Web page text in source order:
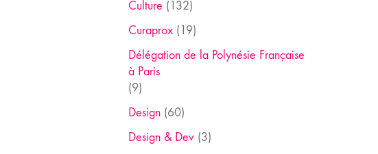
Culture (132)
Curaprox(19)
Délégation de la Polynésie Française
à Paris
(9)
Design(60)
Design & Dev(3)